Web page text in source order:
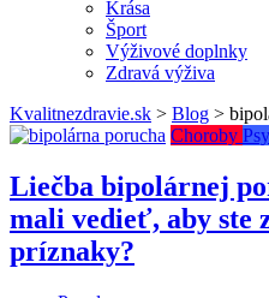
Krása
Šport
Výživové doplnky
Zdravá výživa
Kvalitnezdravie.sk > Blog >
Choroby
Liečba bipolárnej
mali vedieť, aby ste
príznaky?